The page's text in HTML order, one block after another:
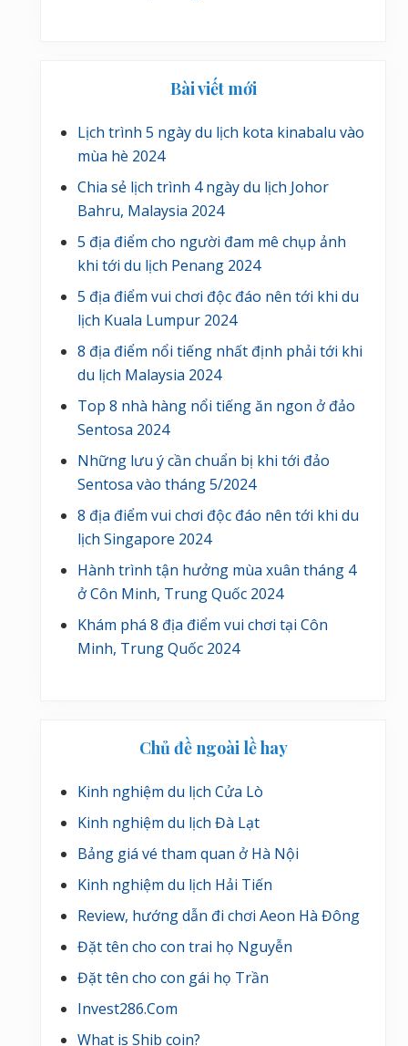
Bài viết mới
Lịch trình 5 ngày du lịch kota kinabalu vào
mùa hè 2024
Chia sẻ lịch trình 4 ngày du lịch Johor
Bahru, Malaysia 2024
5 địa điểm cho người đam mê chụp ảnh
khi tới du lịch Penang 2024
5 địa điểm vui chơi độc đáo nên tới khi du
lịch Kuala Lumpur 2024
8 địa điểm nổi tiếng nhất định phải tới khi
du lịch Malaysia 2024
Top 8 nhà hàng nổi tiếng ăn ngon ở đảo
Sentosa 2024
Những lưu ý cần chuẩn bị khi tới đảo
Sentosa vào tháng 5/2024
8 địa điểm vui chơi độc đáo nên tới khi du
lịch Singapore 2024
Hành trình tận hưởng mùa xuân tháng 4
ở Côn Minh, Trung Quốc 2024
Khám phá 8 địa điểm vui chơi tại Côn
Minh, Trung Quốc 2024
Chủ đề ngoài lề hay
Kinh nghiệm du lịch Cửa Lò
Kinh nghiệm du lịch Đà Lạt
Bảng giá vé tham quan ở Hà Nội
Kinh nghiệm du lịch Hải Tiến
Review, hướng dẫn đi chơi Aeon Hà Đông
Đặt tên cho con trai họ Nguyễn
Đặt tên cho con gái họ Trần
Invest286.Com
What is Shib coin?